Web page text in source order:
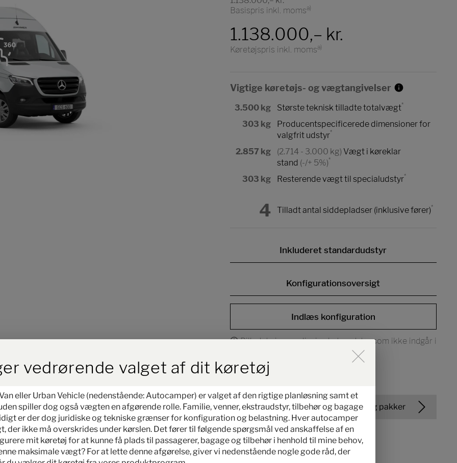
Basispris inkl. momsa)
1.138.000,– kr.
Køretøjspris inkl. momsa)
Vigtige køretøjs- og vægtangivelser
3.500 kg Største teknisk tilladte totalvægt*
303 kg
Producentspecificerede dimensioner for
valgfrit udstyr*
2.857 kg (2.714 - 3.000 kg) Vægt i køreklar
stand (-/+ 5%)*
303 kg Resterende vægt til specialudstyr*
4 Tilladt antal siddepladser (inklusive fører)*
Inkluderet standardudstyr
Konfigurationsoversigt
Indlæs konfiguration
Billedet viser muligvis ekstraudstyr som ikke indgår i
Trin 1 / 10
Planløsning Udgaver og pakker
der Button zum Akzeptieren der Hinweise im Overlay
vedrørende valget af dit køretøj
eller Urban Vehicle (nedenstående: Autocamper) er valget af den rigtige planløsning samt et
spiller dog også vægten en afgørende rolle. Familie, venner, ekstraudstyr, tilbehør og bagage
er der dog juridiske og tekniske grænser for konfiguration og belastning. Hver autocamper
ikke må overskrides under kørslen. Det fører til følgende spørgsmål ved anskaffelse af en
mit køretøj for at kunne få plads til passagerer, bagage og tilbehør i henhold til mine behov,
maksimale vægt? For at lette denne afgørelse, giver vi nedenstående nogle gode råd, der